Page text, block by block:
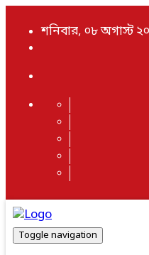
শনিবার, ০৮ অগাস্ট
Toggle navigation